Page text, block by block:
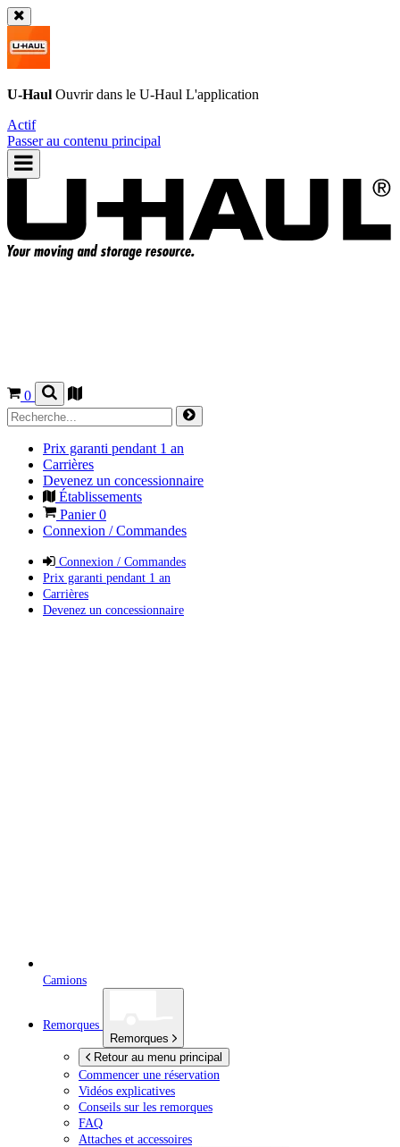
U-Haul Ouvrir dans le U-Haul L'application
Actif
Passer au contenu principal
0
Prix garanti pendant 1 an
Carrières
Devenez un concessionnaire
Établissements
Panier0
Connexion / Commandes
Connexion / Commandes
Prix garanti pendant 1 an
Carrières
Devenez un concessionnaire
Camions
Remorques
Remorques
Retour au menu principal
Commencer une réservation
Vidéos explicatives
Conseils sur les remorques
FAQ
Attaches et accessoires